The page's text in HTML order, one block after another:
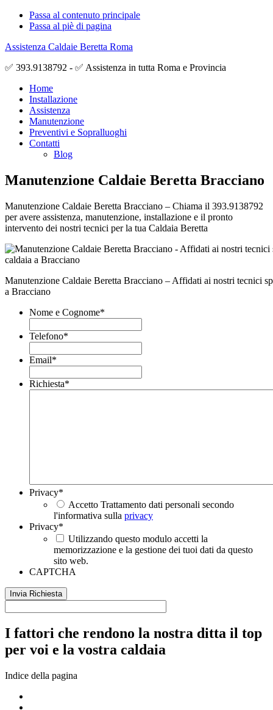
Passa al contenuto principale
Passa al piè di pagina
Assistenza Caldaie Beretta Roma
✅ 393.9138792 - ✅ Assistenza in tutta Roma e Provincia
Home
Installazione
Assistenza
Manutenzione
Preventivi e Sopralluoghi
Contatti
Blog
Manutenzione Caldaie Beretta Bracciano
Manutenzione Caldaie Beretta Bracciano – Chiama il 393.9138792
per avere assistenza, manutenzione, installazione e il pronto
intervento dei nostri tecnici per la tua Caldaia Beretta
Manutenzione Caldaie Beretta Bracciano – Affidati ai nostri tecnici
a Bracciano
Nome e Cognome*
Telefono*
Email*
Richiesta*
Privacy*
Accetto Trattamento dati personali secondo
l'informativa sulla privacy
Privacy*
Utilizzando questo modulo accetti la
memorizzazione e la gestione dei tuoi dati da questo
sito web.
CAPTCHA
I fattori che rendono la nostra ditta il top
per voi e la vostra caldaia
Indice della pagina